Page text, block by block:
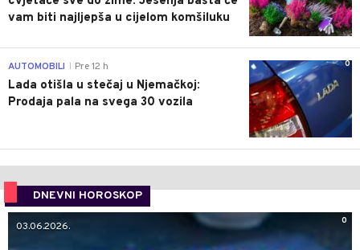
vam biti najljepša u cijelom komšiluku
0
AUTOMOBILI Pre 12 h
Lada otišla u stečaj u Njemačkoj:
Prodaja pala na svega 30 vozila
DNEVNI HOROSKOP
0
03.06.2026.